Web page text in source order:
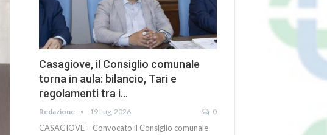
Casagiove, il Consiglio comunale
torna in aula: bilancio, Tari e
regolamenti tra i…
Redazione 19 Lug, 2026 0
CASAGIOVE – Convocato il Consiglio comunale